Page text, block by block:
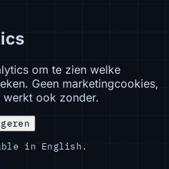
om te zien welke
Geen marketingcookies,
werkt ook zonder.
in English.